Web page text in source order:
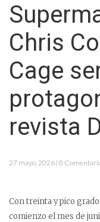
Chris
Cage
revista
27 mayo, 2026 | 0
Con treinta y pico
comienzo el mes de